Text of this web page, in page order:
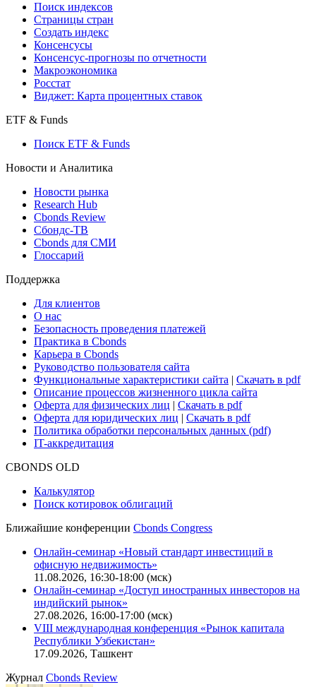
Поиск индексов
Страницы стран
Создать индекс
Консенсусы
Консенсус-прогнозы по отчетности
Макроэкономика
Росстат
Виджет: Карта процентных ставок
ETF & Funds
Поиск ETF & Funds
Новости и Аналитика
Новости рынка
Research Hub
Cbonds Review
Сбондс-ТВ
Cbonds для СМИ
Глоссарий
Поддержка
Для клиентов
О нас
Безопасность проведения платежей
Практика в Cbonds
Карьера в Cbonds
Руководство пользователя сайта
Функциональные характеристики сайта | Скачать в pdf
Описание процессов жизненного цикла сайта
Оферта для физических лиц | Скачать в pdf
Оферта для юридических лиц | Скачать в pdf
Политика обработки персональных данных (pdf)
IT-аккредитация
CBONDS OLD
Калькулятор
Поиск котировок облигаций
Ближайшие конференции Cbonds Congress
Онлайн-семинар «Новый стандарт инвестиций в
офисную недвижимость»
11.08.2026, 16:30-18:00 (мск)
Онлайн-семинар «Доступ иностранных инвесторов на
индийский рынок»
27.08.2026, 16:00-17:00 (мск)
VIII международная конференция «Рынок капитала
Республики Узбекистан»
17.09.2026, Ташкент
Журнал Cbonds Review